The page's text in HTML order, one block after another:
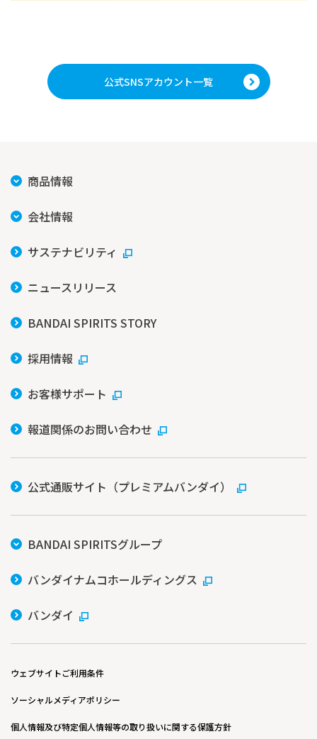
公式SNSアカウント一覧
商品情報
会社情報
サステナビリティ
ニュースリリース
BANDAI SPIRITS STORY
採用情報
お客様サポート
報道関係のお問い合わせ
公式通販サイト（プレミアムバンダイ）
BANDAI SPIRITSグループ
バンダイナムコホールディングス
バンダイ
ウェブサイトご利用条件
ソーシャルメディアポリシー
個人情報及び特定個人情報等の取り扱いに関する保護方針